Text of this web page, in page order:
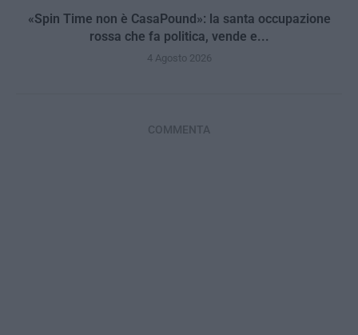
«Spin Time non è CasaPound»: la santa occupazione
rossa che fa politica, vende e...
4 Agosto 2026
COMMENTA